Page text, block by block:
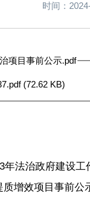
时间：
项目事前公示.pdf
(72.62 KB)
年法治政府建设
增效项目事前公